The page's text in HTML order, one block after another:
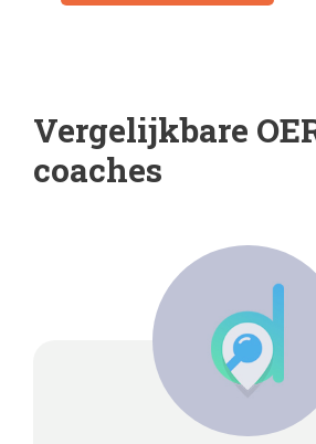
Vergelijkbare
coaches